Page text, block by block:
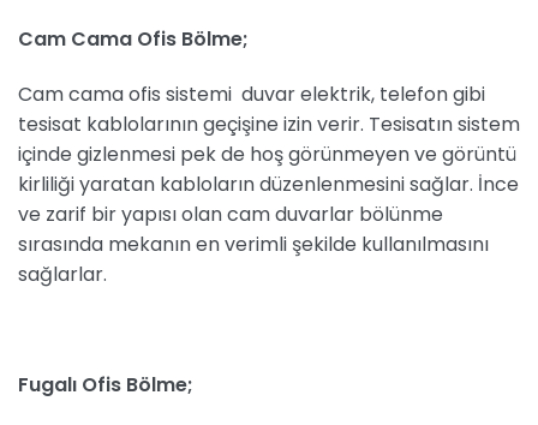
Cam Cama Ofis Bölme;
Cam cama ofis sistemi duvar elektrik, telefon gibi
tesisat kablolarının geçişine izin verir. Tesisatın sistem
içinde gizlenmesi pek de hoş görünmeyen ve görüntü
kirliliği yaratan kabloların düzenlenmesini sağlar. İnce
ve zarif bir yapısı olan cam duvarlar bölünme
sırasında mekanın en verimli şekilde kullanılmasını
sağlarlar.
Fugalı Ofis Bölme;